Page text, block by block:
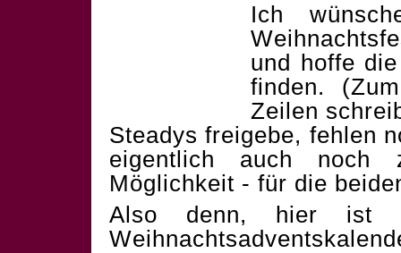
Ich
und hoffe
finden.
Zeilen
Steadys freigebe, fehlen
eigentlich auch noch
Möglichkeit - für die
Also denn, hier ist